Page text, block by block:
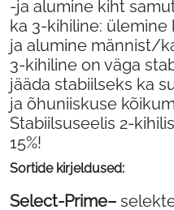
-ja alumine kiht
ka 3-kihiline:
ja alumine männist/
3-kihiline on väga
jääda stabiilseks ka
ja õhuniiskuse
Stabiilsuseelis 2-
15%!
Sortide kirjeldused:
Select-Prime–